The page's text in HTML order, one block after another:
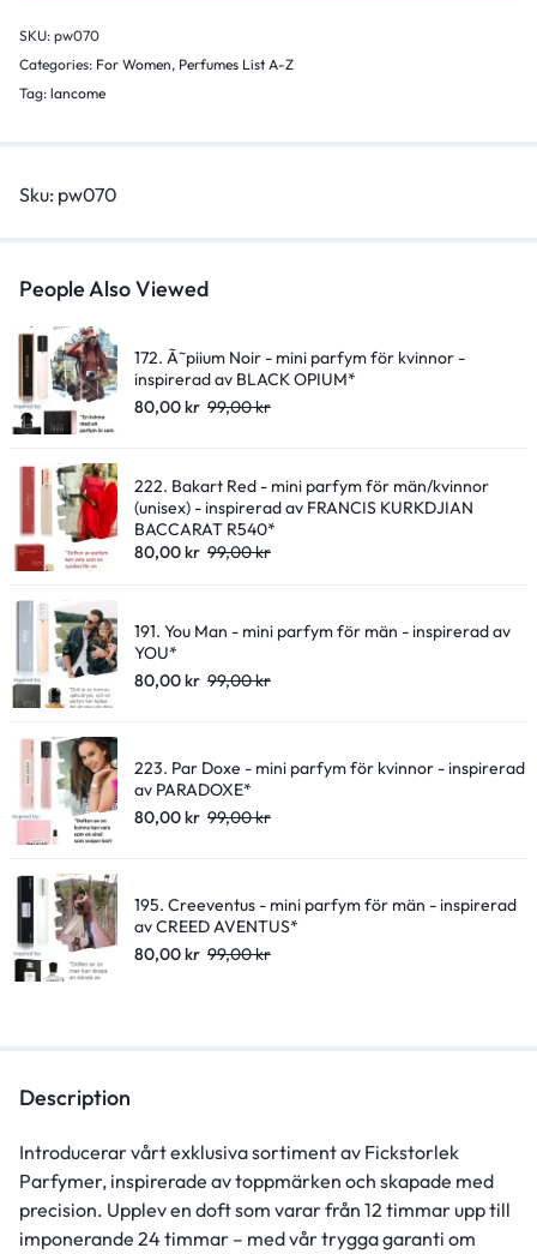
kvinnor
-
inspirerad
SKU: pw070
Categories: For Women, Perfumes List A-Z
Tag: lancome
Sku: pw070
People Also Viewed
172. Ã˜piium Noir - mini parfym för kvinnor -
inspirerad av BLACK OPIUM*
80,00kr 99,00kr
222. Bakart Red - mini parfym för män/kvinnor
(unisex) - inspirerad av FRANCIS KURKDJIAN
BACCARAT R540*
80,00kr 99,00kr
191. You Man - mini parfym för män - inspirerad av
YOU*
80,00kr 99,00kr
223. Par Doxe - mini parfym för kvinnor - inspirerad
av PARADOXE*
80,00kr 99,00kr
195. Creeventus - mini parfym för män - inspirerad
av CREED AVENTUS*
80,00kr 99,00kr
Description
Introducerar vårt exklusiva sortiment av Fickstorlek
Parfymer, inspirerade av toppmärken och skapade med
precision. Upplev en doft som varar från 12 timmar upp till
imponerande 24 timmar – med vår trygga garanti om